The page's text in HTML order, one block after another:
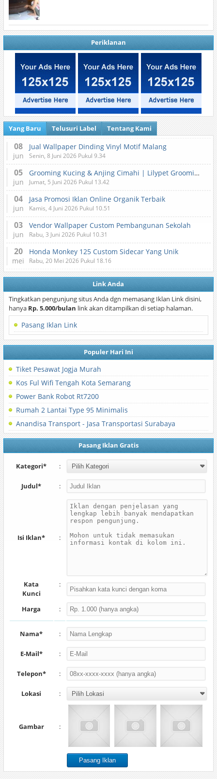
Periklanan
Yang Baru Telusuri Label Tentang Kami
08
jun
Jual Wallpaper Dinding Vinyl Motif Malang
Senin, 8 Juni 2026 Pukul 9.34
05
jun
Grooming Kucing & Anjing Cimahi | Lilypet Grooming & Pet Hotel
Jumat, 5 Juni 2026 Pukul 13.42
04
jun
Jasa Promosi Iklan Online Organik Terbaik
Kamis, 4 Juni 2026 Pukul 10.51
03
jun
Vendor Wallpaper Custom Pembangunan Sekolah
Rabu, 3 Juni 2026 Pukul 10.31
20
mei
Honda Monkey 125 Custom Sidecar Yang Unik
Rabu, 20 Mei 2026 Pukul 18.16
Link Anda
Tingkatkan pengunjung situs Anda dgn memasang Iklan Link disini,
hanya Rp. 5.000/bulan link akan ditampilkan di setiap halaman.
Pasang Iklan Link
Populer Hari Ini
Tiket Pesawat Jogja Murah
Kos Ful Wifi Tengah Kota Semarang
Power Bank Robot Rt7200
Rumah 2 Lantai Type 95 Minimalis
Anandisa Transport - Jasa Transportasi Surabaya
Pasang Iklan Gratis
Kategori* :
Judul* :
Isi Iklan* :
Kata
Kunci
:
Harga :
Nama* :
E-Mail* :
Telepon* :
Lokasi :
Gambar :